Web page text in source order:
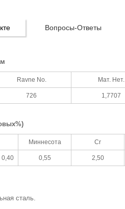
Вопросы-Ответы
Ravne No. Мат. Нет.
726 1,7707
Миннесота Cr
0,40 0,55 2,50
сталь.